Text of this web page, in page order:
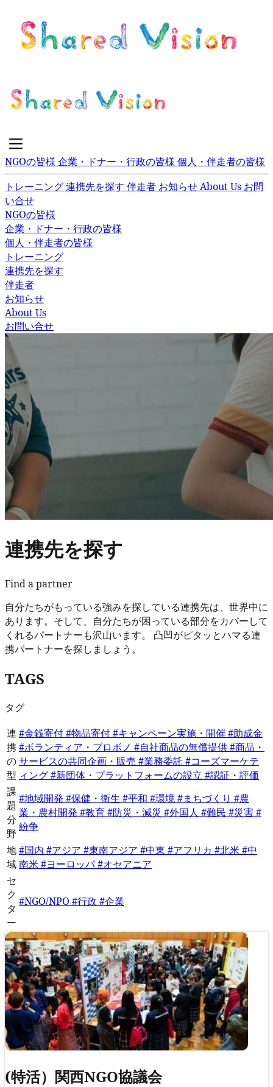
NGOの皆様 企業・ドナー・行政の皆様 個人・伴走者の皆様
トレーニング連携先を探す 伴走者 お知らせAbout Us お問
い合せ
NGOの皆様
企業・ドナー・行政の皆様
個人・伴走者の皆様
トレーニング
連携先を探す
伴走者
お知らせ
About Us
お問い合せ
連携先を探す
Find a partner
自分たちがもっている強みを探している連携先は、世界中に
あります。そして、自分たちが困っている部分をカバーして
くれるパートナーも沢山います。 凸凹がピタッとハマる連
携パートナーを探しましょう。
TAGS
タグ
連
携
の
型
#金銭寄付#物品寄付#キャンペーン実施・開催 #助成金
#ボランティア・プロボノ #自社商品の無償提供#商品・
サービスの共同企画・販売 #業務委託 #コーズマーケテ
ィング#新団体・プラットフォームの設立 #認証・評価
課
題
分
野
#地域開発 #保健・衛生 #平和 #環境#まちづくり #農
業・農村開発 #教育#防災・減災 #外国人 #難民 #災害#
紛争
地
域
#国内 #アジア #東南アジア #中東 #アフリカ #北米#中
南米#ヨーロッパ#オセアニア
セ
ク
タ
ー
#NGO/NPO #行政 #企業
(特活）関西NGO協議会